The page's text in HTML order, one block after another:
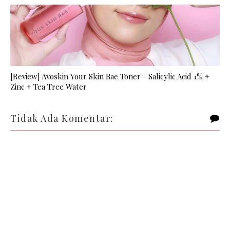
[Review] Avoskin Your Skin Bae Toner - Salicylic Acid 1% +
Zinc + Tea Tree Water
Tidak Ada Komentar: